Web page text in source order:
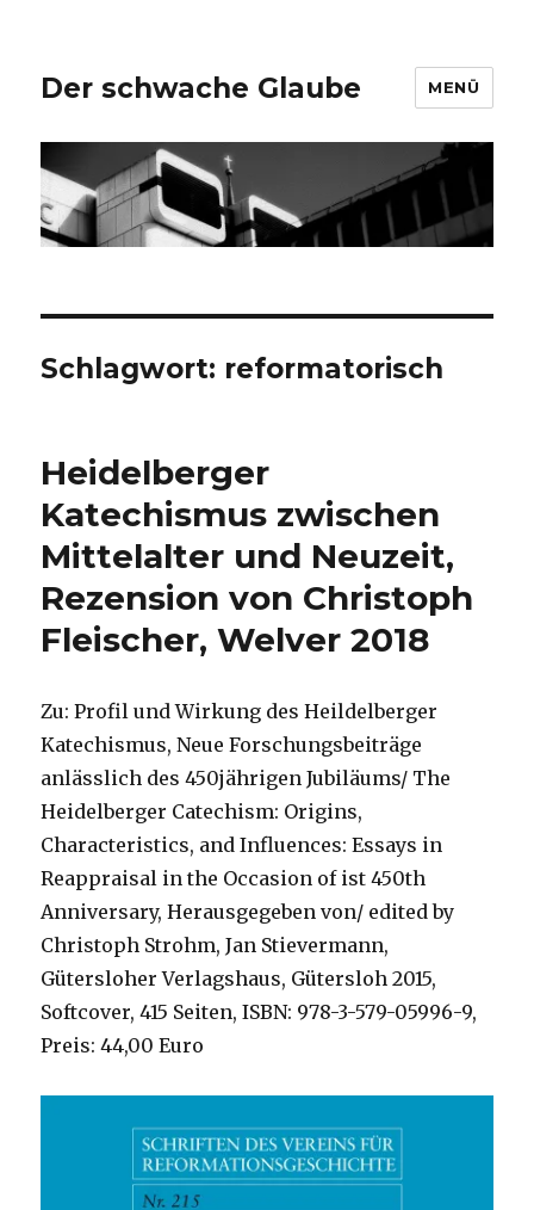
Der schwache Glaube MENÜ
Schlagwort: reformatorisch
Heidelberger
Katechismus zwischen
Mittelalter und Neuzeit,
Rezension von Christoph
Fleischer, Welver 2018
Zu: Profil und Wirkung des Heildelberger
Katechismus, Neue Forschungsbeiträge
anlässlich des 450jährigen Jubiläums/ The
Heidelberger Catechism: Origins,
Characteristics, and Influences: Essays in
Reappraisal in the Occasion of ist 450th
Anniversary, Herausgegeben von/ edited by
Christoph Strohm, Jan Stievermann,
Gütersloher Verlagshaus, Gütersloh 2015,
Softcover, 415 Seiten, ISBN: 978-3-579-05996-9,
Preis: 44,00 Euro